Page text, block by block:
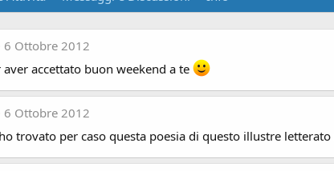
6 Ottobre 2012
accettato buon weekend a te
6 Ottobre 2012
trovato per caso questa poesia di questo illustre